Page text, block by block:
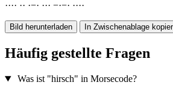
···· ·· ·−· ··· −·−· ····
Bild herunterladen In Zwischenablage
Häufig gestellte Fragen
Was ist "hirsch" in Morsecode?